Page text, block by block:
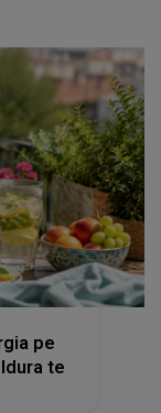
pe
te